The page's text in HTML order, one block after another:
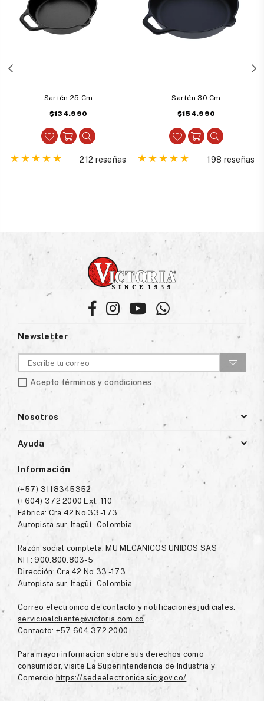
Sartén 25 Cm
Precio
$134.990
212 reseñas
Sartén 30 Cm
Precio
$154.990
198 reseñas
FacebookInstagramYouTubeWhatsapp
Newsletter
Acepto términos y condiciones
Nosotros
Ayuda
Información
(+57) 3118345352
(+604) 372 2000 Ext: 110
Fábrica: Cra 42 No 33 -173
Autopista sur, Itagüí - Colombia
Razón social completa: MU MECANICOS UNIDOS SAS
NIT: 900.800.803-5
Dirección: Cra 42 No 33 -173
Autopista sur, Itagüí - Colombia
Correo electronico de contacto y notificaciones judiciales:
servicioalcliente@victoria.com.co
Contacto: +57 604 372 2000
Para mayor informacion sobre sus derechos como
consumidor, visite La Superintendencia de Industria y
Comercio https://sedeelectronica.sic.gov.co/